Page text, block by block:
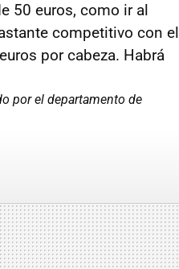
50 euros, como ir al
competitivo con el
por cabeza. Habrá
por el departamento de